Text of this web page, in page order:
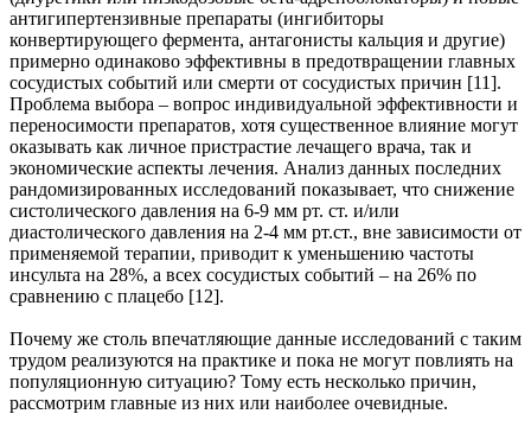
антигипертензивные препараты (ингибиторы
конвертирующего фермента, антагонисты кальция и другие)
примерно одинаково эффективны в предотвращении главных
сосудистых событий или смерти от сосудистых причин [11].
Проблема выбора – вопрос индивидуальной эффективности и
переносимости препаратов, хотя существенное влияние могут
оказывать как личное пристрастие лечащего врача, так и
экономические аспекты лечения. Анализ данных последних
рандомизированных исследований показывает, что снижение
систолического давления на 6-9 мм рт. ст. и/или
диастолического давления на 2-4 мм рт.ст., вне зависимости от
применяемой терапии, приводит к уменьшению частоты
инсульта на 28%, а всех сосудистых событий – на 26% по
сравнению с плацебо [12].
Почему же столь впечатляющие данные исследований с таким
трудом реализуются на практике и пока не могут повлиять на
популяционную ситуацию? Тому есть несколько причин,
рассмотрим главные из них или наиболее очевидные.